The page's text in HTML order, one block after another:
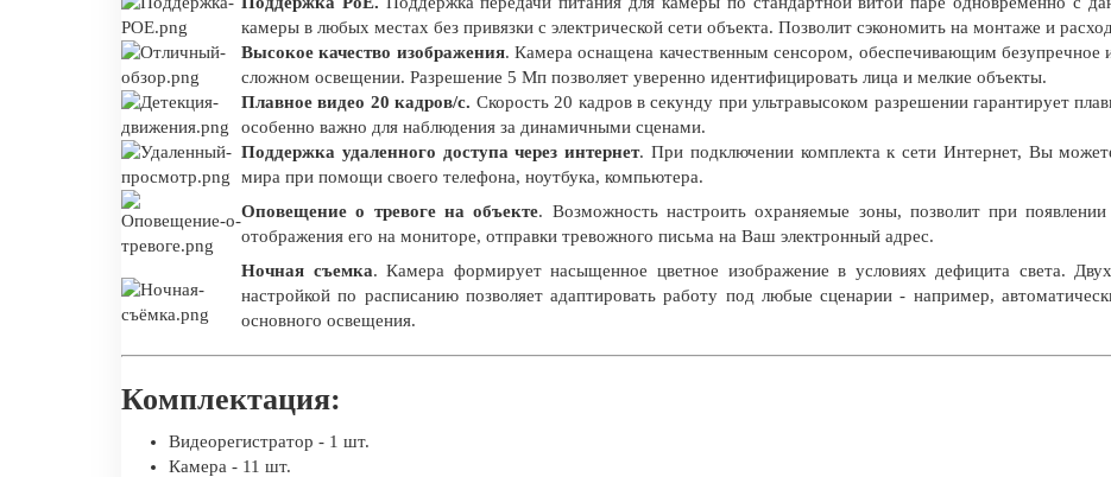
камеры в любых местах без привязки с электрической сети объекта. Позволит сэкономить на монтаже и
Высокое качество изображения. Камера оснащена качественным сенсором, обеспечивающим безупречное
сложном освещении. Разрешение 5 Мп позволяет уверенно идентифицировать лица и мелкие объекты.
Плавное видео 20 кадров/с. Скорость 20 кадров в секунду при ультравысоком разрешении гарантирует
особенно важно для наблюдения за динамичными сценами.
Поддержка удаленного доступа через интернет. При подключении комплекта к сети Интернет, Вы
мира при помощи своего телефона, ноутбука, компьютера.
Оповещение о тревоге на объекте. Возможность настроить охраняемые зоны, позволит при
отображения его на мониторе, отправки тревожного письма на Ваш электронный адрес.
Ночная съемка. Камера формирует насыщенное цветное изображение в условиях дефицита света.
настройкой по расписанию позволяет адаптировать работу под любые сценарии - например,
основного освещения.
Комплектация:
Видеорегистратор - 1 шт.
Камера - 11 шт.